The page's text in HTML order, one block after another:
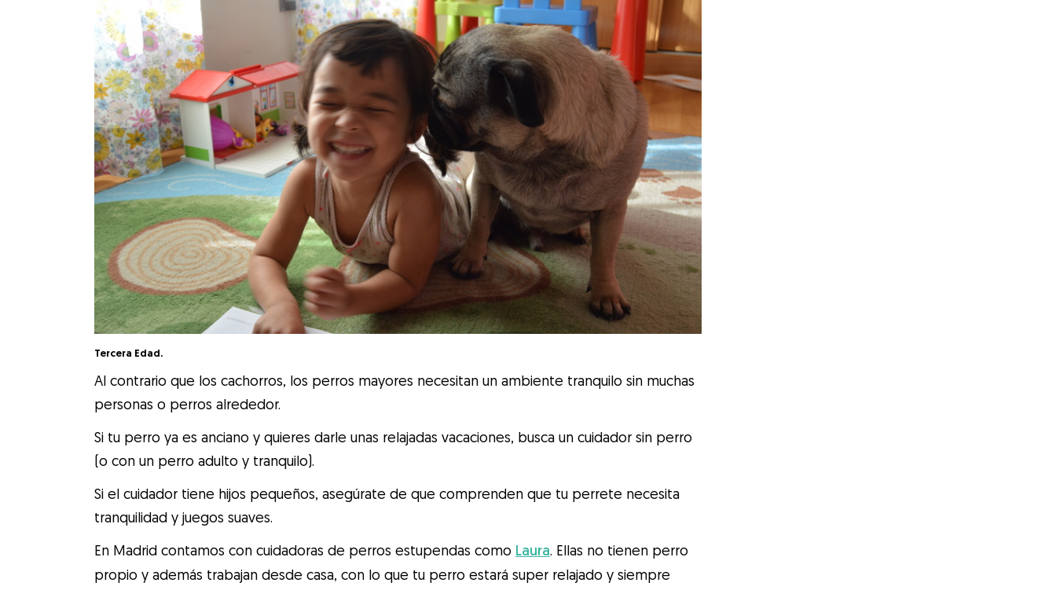
Tercera Edad.
Al contrario que los cachorros, los perros mayores necesitan un ambiente tranquilo sin muchas
personas o perros alrededor.
Si tu perro ya es anciano y quieres darle unas relajadas vacaciones, busca un cuidador sin perro
(o con un perro adulto y tranquilo).
Si el cuidador tiene hijos pequeños, asegúrate de que comprenden que tu perrete necesita
tranquilidad y juegos suaves.
En Madrid contamos con cuidadoras de perros estupendas como Laura. Ellas no tienen perro
propio y además trabajan desde casa, con lo que tu perro estará super relajado y siempre